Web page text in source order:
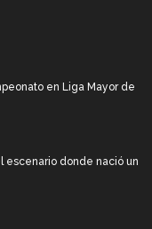
en Liga Mayor de
escenario donde nació un